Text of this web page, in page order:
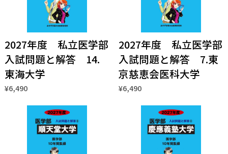
2027年度 私立医学部
入試問題と解答 14.
東海大学
¥6,490
2027年度 私立医学部
入試問題と解答 7.東
京慈恵会医科大学
¥6,490